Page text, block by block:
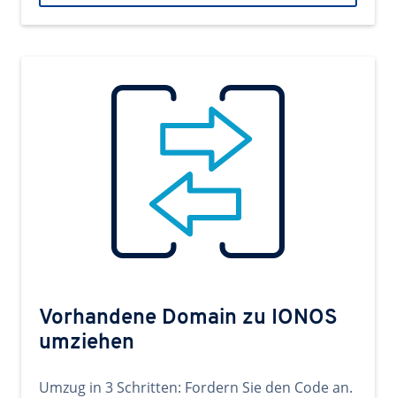
Vorhandene Domain zu IONOS
umziehen
Umzug in 3 Schritten: Fordern Sie den Code an.